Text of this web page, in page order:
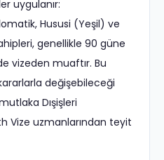
uygulanır:
Hususi (Yeşil) ve
genellikle 90 güne
vizeden muaftır. Bu
değişebileceği
Dışişleri
Vize uzmanlarından teyit